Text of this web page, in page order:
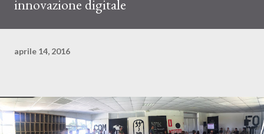
innovazione digitale
aprile 14, 2016